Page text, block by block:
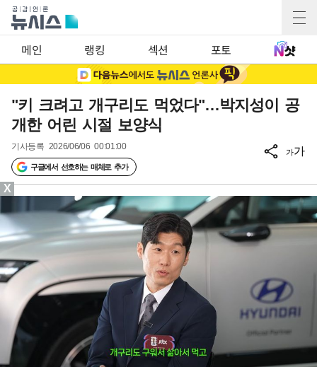
메인 랭킹 섹션 포토
"키 크려고 개구리도 먹었다"…박지성이 공
개한 어린 시절 보양식
기사등록 2026/06/06 00:01:00
구글에서 선호하는 매체로 추가
가가
X